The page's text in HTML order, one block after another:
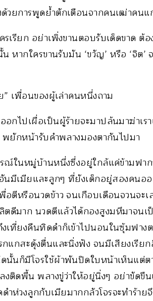
วยการพูดย้ำตักเตือนจากคนเฒ่าคน
เรียก อย่าเพิ่งขานตอบรับเด็ดขาด ต้
น หากใครขานรับมัน ‘ขวัญ’ หรือ ‘จิ
” เพื่อนของผู้เล่าคนหนึ่งถาม
กไปเผื่อเป็นผู้ร้ายจะมาปล้นมาฆ่าเรา
พยักหน้ารับคำพลางมองตากันไปมา
รณ์ในหมู่บ้านหนึ่งซึ่งอยู่ใกล้แค่ข้ามฟา
อันมีเมียและลูกๆ ที่ยังเด็กอยู่สองคน
อตีหรือนวดข้าว จนเกือบเดือนจวนจะ
ดีมาก นวดตีแล้วได้กองสูงมหึมาจนเ
งเที่ยงคืนทิดดำก็เข้าไปนอนในซุ้มฟา
กแกสะดุ้งตื่นและนิ่งฟัง จนมีเสียงเรีย
นั้นก็มีโจรใช้ผ้าพันปิดใบหน้าเห็นแต่
งติดพื้น พลางขู่ว่าให้อยู่นิ่งๆ อย่าขัดขื
ห่วงลูกกับเมียมากกลัวโจรจะทำร้าย